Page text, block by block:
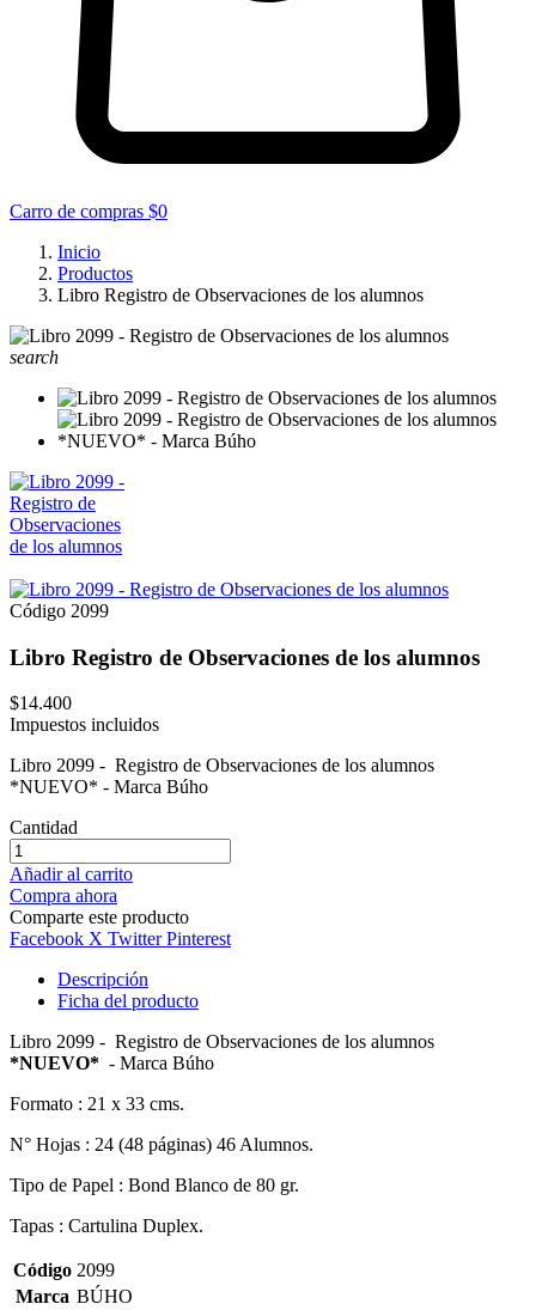
Carro de compras $0
Inicio
Productos
Libro Registro de Observaciones de los alumnos
search
Código 2099
Libro Registro de Observaciones de los alumnos
$14.400
Impuestos incluidos
Libro 2099 - Registro de Observaciones de los alumnos
*NUEVO* - Marca Búho
Cantidad
Añadir al carrito
Compra ahora
Comparte este producto
Facebook X Twitter Pinterest
Descripción
Ficha del producto
Libro 2099 - Registro de Observaciones de los alumnos
*NUEVO* - Marca Búho
Formato : 21 x 33 cms.
N° Hojas : 24 (48 páginas) 46 Alumnos.
Tipo de Papel : Bond Blanco de 80 gr.
Tapas : Cartulina Duplex.
Código 2099
Marca BÚHO